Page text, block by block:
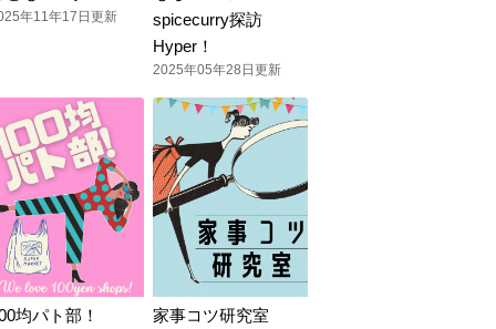
年11年17日更新
spicecurry探訪
Hyper！
2025年05年28日更新
均パト部！ 家事コツ研究室